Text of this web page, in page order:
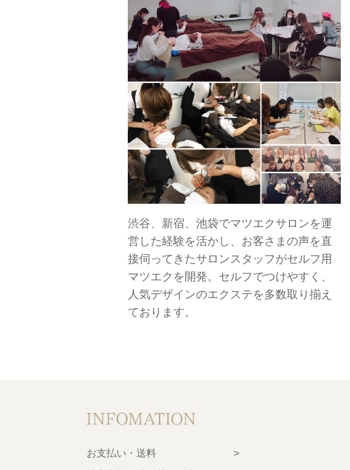
渋谷、新宿、池袋でマツエクサロンを運
営した経験を活かし、お客さまの声を直
接伺ってきたサロンスタッフがセルフ用
マツエクを開発。セルフでつけやすく、
人気デザインのエクステを多数取り揃え
ております。
お支払い・送料